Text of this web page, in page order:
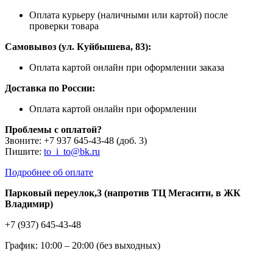
Оплата курьеру (наличными или картой) после
проверки товара
Самовывоз (ул. Куйбышева, 83):
Оплата картой онлайн при оформлении заказа
Доставка по России:
Оплата картой онлайн при оформлении
Проблемы с оплатой?
Звоните: +7 937 645-43-48 (доб. 3)
Пишите: to_i_to@bk.ru
Подробнее об оплате
Парковый переулок,3 (напротив ТЦ Мегасити, в ЖК
Владимир)
+7 (937) 645-43-48
График: 10:00 – 20:00 (без выходных)